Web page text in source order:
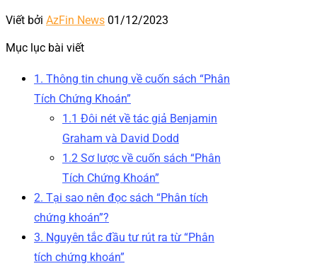
Viết bởi AzFin News 01/12/2023
Mục lục bài viết
1. Thông tin chung về cuốn sách “Phân
Tích Chứng Khoán”
1.1 Đôi nét về tác giả Benjamin
Graham và David Dodd
1.2 Sơ lược về cuốn sách “Phân
Tích Chứng Khoán”
2. Tại sao nên đọc sách “Phân tích
chứng khoán”?
3. Nguyên tắc đầu tư rút ra từ “Phân
tích chứng khoán”